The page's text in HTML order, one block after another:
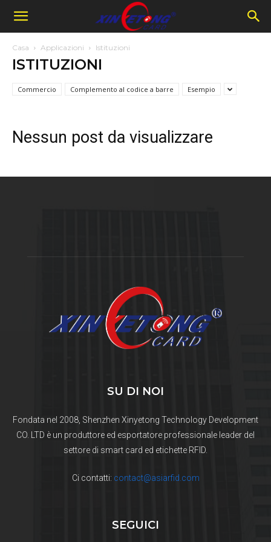
Casa Applicazioni Istituzioni
ISTITUZIONI
Commercio Complemento al codice a barre Esempio
Nessun post da visualizzare
SU DI NOI
Fondata nel 2008, Shenzhen Xinyetong Technology Development
CO. LTD è un produttore ed esportatore professionale leader del
settore di smart card ed etichette RFID.
Ci contatti: contact@asiarfid.com
SEGUICI